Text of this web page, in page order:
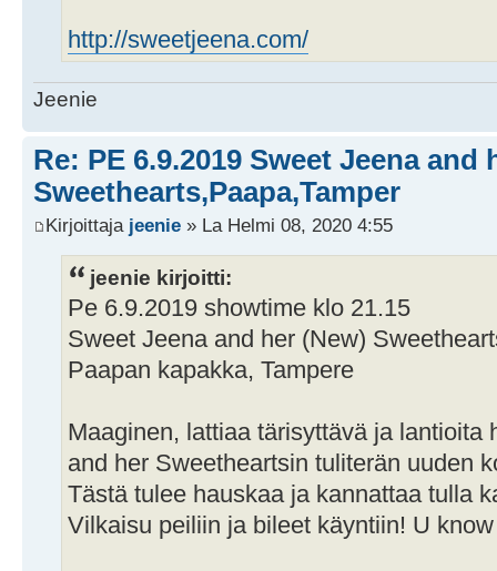
http://sweetjeena.com/
Jeenie
Re: PE 6.9.2019 Sweet Jeena and
Sweethearts,Paapa,Tamper
Kirjoittaja jeenie » La Helmi 08, 2020 4:55
jeenie kirjoitti:
Pe 6.9.2019 showtime klo 21.15
Sweet Jeena and her (New)
Paapan kapakka, Tampere
Maaginen, lattiaa tärisyttävä ja lantioita
and her Sweetheartsin tuliterän uuden
Tästä tulee hauskaa ja kannattaa tulla
Vilkaisu peiliin ja bileet käyntiin! U